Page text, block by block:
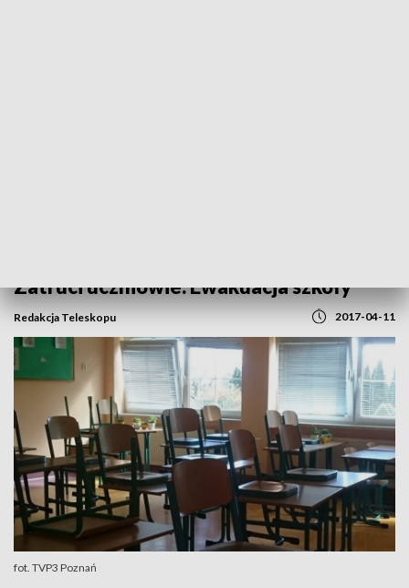
Zatruci uczniowie. Ewakuacja szkoły
Redakcja Teleskopu 2017-04-11
fot. TVP3 Poznań